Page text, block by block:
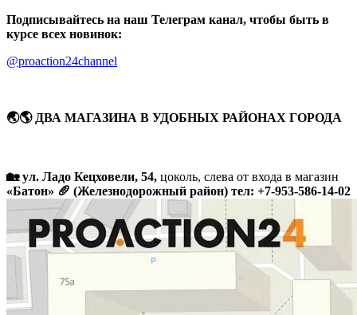
Подписывайтесь на наш Телеграм канал, чтобы быть в
курсе всех новинок:
@proaction24channel
🌏🌎 ДВА МАГАЗИНА В УДОБНЫХ РАЙОНАХ ГОРОДА
🏡 ул. Ладо Кецховели, 54, цоколь, слева от входа в магазин
«Батон» 🥖 (Железнодорожный район) тел: +7-953-586-14-02